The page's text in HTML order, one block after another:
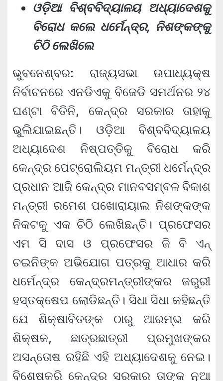
ଓଡ଼ିଆ ବିଶ୍ବବିଦ୍ୟାଳୟ ଅଧ୍ୟାଦେଶକୁ
ବିରୋଧ କଲେ ଧର୍ମେନ୍ଦ୍ର, ନିଶଙ୍କଙ୍କୁ
ଚିଠି ଲେଖିଲେ
ଭୁବନେଶ୍ବର: ରାଜ୍ୟସଭା ଉପାଧ୍ୟକ୍ଷ
ନିର୍ବାଚନରେ ଏନଡିଏକୁ ବିଜେଡି ସମର୍ଥନର ୨୪
ଘଣ୍ଟା ବିତିନି, କେନ୍ଦ୍ର ସରକାର ତାହାକୁ
ଭୁଲିଯାଇଛନ୍ତି। ଓଡ଼ିଆ ବିଶ୍ବବିଦ୍ୟାଳୟ
ଅଧ୍ୟାଦେଶ ନିଷ୍ପତ୍ତିକୁ ବିରୋଧ କରି
କେନ୍ଦ୍ର ପେଟ୍ରୋଲିୟମ ମନ୍ତ୍ରୀ ଧର୍ମେନ୍ଦ୍ର
ପ୍ରଧାନ ଆଜି କେନ୍ଦ୍ର ମାନବସମ୍ବଳ ବିକାଶ
ମନ୍ତ୍ରୀ ରମେଶ ପଖୋରାୟାଲ ନିଶଙ୍କଙ୍କ
ନିକଟକୁ ଏକ ଚିଠି ଲେଖିଛନ୍ତି। ପ୍ରଫେସର
ଏମ ସି ଦାସ ଓ ପ୍ରଫେସର ଜି ବି ଏନ୍‌
ଚଇନିଙ୍କ ଅଭିଯୋଗ ପତ୍ରକୁ ଆଧାର କରି
ଧର୍ମେନ୍ଦ୍ର କେନ୍ଦ୍ରମନ୍ତ୍ରୀଙ୍କର ଜରୁରୀ
ହସ୍ତକ୍ଷେପ ଲୋଡିଛନ୍ତି। ସିଧା ସିଧା କହିଛନ୍ତି
ଯେ ଶିକ୍ଷାବିତଙ୍କ ଠାରୁ ଆରମ୍ଭ କରି
ଶିକ୍ଷକ, ଛାତ୍ରଛାତ୍ରୀ ପ୍ରମୁଖଙ୍କର
ଅସନ୍ତୋଷ ରହିଛି ଏହି ଅଧ୍ୟାଦେଶକୁ ନେଇ।
ବିଶେଷକରି କେନ୍ଦ୍ର ସରକାର ତାଙ୍କ ନୂଆ